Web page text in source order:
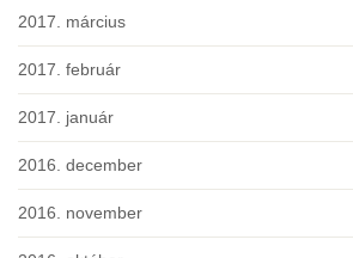
2017. március
2017. február
2017. január
2016. december
2016. november